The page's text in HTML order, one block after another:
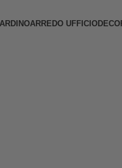
ARREDO UFFICIO